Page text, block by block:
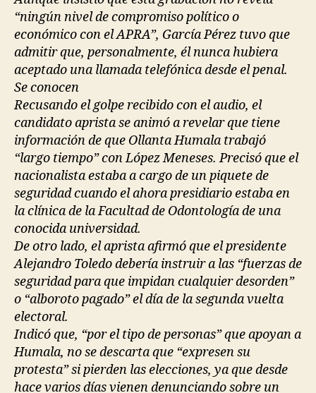
“ningún nivel de compromiso político o
económico con el APRA”, García Pérez tuvo que
admitir que, personalmente, él nunca hubiera
aceptado una llamada telefónica desde el penal.
Se conocen
Recusando el golpe recibido con el audio, el
candidato aprista se animó a revelar que tiene
información de que Ollanta Humala trabajó
“largo tiempo” con López Meneses. Precisó que el
nacionalista estaba a cargo de un piquete de
seguridad cuando el ahora presidiario estaba en
la clínica de la Facultad de Odontología de una
conocida universidad.
De otro lado, el aprista afirmó que el presidente
Alejandro Toledo debería instruir a las “fuerzas de
seguridad para que impidan cualquier desorden”
o “alboroto pagado” el día de la segunda vuelta
electoral.
Indicó que, “por el tipo de personas” que apoyan a
Humala, no se descarta que “expresen su
protesta” si pierden las elecciones, ya que desde
hace varios días vienen denunciando sobre un